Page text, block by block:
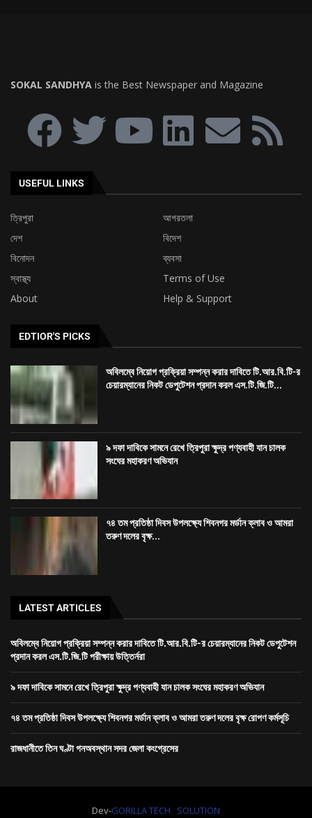
SOKAL SANDHYA is the Best Newspaper and Magazine
USEFUL LINKS
ত্রিপুরা
আগরতলা
দেশ
বিদেশ
বিনোদন
ব্যবসা
স্বাস্থ্য
Terms of Use
About
Help & Support
EDTIOR'S PICKS
অবিলম্বে নিয়োগ প্রক্রিয়া সম্পন্ন করার দাবিতে টি.আর.বি.টি-র
চেয়ারম্যানের নিকট ডেপুটেশন প্রদান করল এস.টি.জি.টি...
৯ দফা দাবিকে সামনে রেখে ত্রিপুরা ক্ষুদ্র পণ্যবাহী যান চালক
সংঘের মহাকরণ অভিযান
৭৪ তম প্রতিষ্ঠা দিবস উপলক্ষ্যে শিবনগর মর্ডান ক্লাব ও আমরা
তরুণ দলের বৃক্ষ...
LATEST ARTICLES
অবিলম্বে নিয়োগ প্রক্রিয়া সম্পন্ন করার দাবিতে টি.আর.বি.টি-র চেয়ারম্যানের নিকট ডেপুটেশন
প্রদান করল এস.টি.জি.টি পরীক্ষায় উত্তির্নরা
৯ দফা দাবিকে সামনে রেখে ত্রিপুরা ক্ষুদ্র পণ্যবাহী যান চালক সংঘের মহাকরণ অভিযান
৭৪ তম প্রতিষ্ঠা দিবস উপলক্ষ্যে শিবনগর মর্ডান ক্লাব ও আমরা তরুণ দলের বৃক্ষ রোপণ কর্মসূচি
রাজধানীতে তিন ঘণ্টা গনঅবস্থান সদর জেলা কংগ্রেসের
Dev-GORILLA TECH SOLUTION